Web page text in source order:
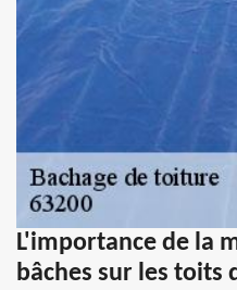
L'importance de la
bâches sur les toits